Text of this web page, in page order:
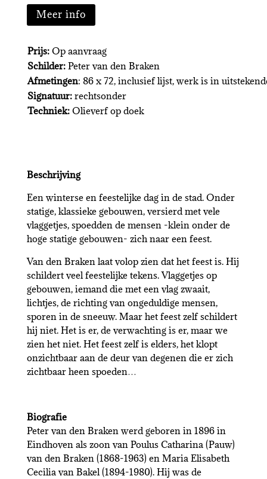
Meer info
Prijs: Op aanvraag
Schilder: Peter van den Braken
Afmetingen: 86 x 72, inclusief lijst, werk is in
Signatuur:rechtsonder
Techniek: Olieverf op doek
Beschrijving
Een winterse en feestelijke dag in de stad. Onder
statige, klassieke gebouwen, versierd met vele
vlaggetjes, spoedden de mensen -klein onder de
hoge statige gebouwen- zich naar een feest.
Van den Braken laat volop zien dat het feest is. Hij
schildert veel feestelijke tekens. Vlaggetjes op
gebouwen, iemand die met een vlag zwaait,
lichtjes, de richting van ongeduldige mensen,
sporen in de sneeuw. Maar het feest zelf schildert
hij niet. Het is er, de verwachting is er, maar we
zien het niet. Het feest zelf is elders, het klopt
onzichtbaar aan de deur van degenen die er zich
zichtbaar heen spoeden…
Biografie
Peter van den Braken werd geboren in 1896 in
Eindhoven als zoon van Poulus Catharina (Pauw)
van den Braken (1868-1963) en Maria Elisabeth
Cecilia van Bakel (1894-1980). Hij was de